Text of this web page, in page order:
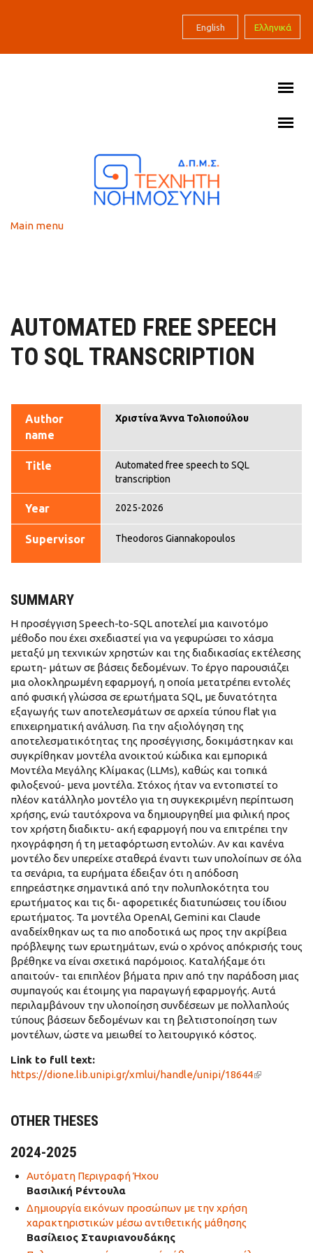
English Ελληνικά
Main menu
AUTOMATED FREE SPEECH
TO SQL TRANSCRIPTION
Author
name
Χριστίνα Άννα Τολιοπούλου
Title
Automated free speech to SQL
transcription
Year 2025-2026
Supervisor Theodoros Giannakopoulos
SUMMARY
Η προσέγγιση Speech-to-SQL αποτελεί μια καινοτόμο
μέθοδο που έχει σχεδιαστεί για να γεφυρώσει το χάσμα
μεταξύ μη τεχνικών χρηστών και της διαδικασίας εκτέλεσης
ερωτη- μάτων σε βάσεις δεδομένων. Το έργο παρουσιάζει
μια ολοκληρωμένη εφαρμογή, η οποία μετατρέπει εντολές
από φυσική γλώσσα σε ερωτήματα SQL, με δυνατότητα
εξαγωγής των αποτελεσμάτων σε αρχεία τύπου flat για
επιχειρηματική ανάλυση. Για την αξιολόγηση της
αποτελεσματικότητας της προσέγγισης, δοκιμάστηκαν και
συγκρίθηκαν μοντέλα ανοικτού κώδικα και εμπορικά
Μοντέλα Μεγάλης Κλίμακας (LLMs), καθώς και τοπικά
φιλοξενού- μενα μοντέλα. Στόχος ήταν να εντοπιστεί το
πλέον κατάλληλο μοντέλο για τη συγκεκριμένη περίπτωση
χρήσης, ενώ ταυτόχρονα να δημιουργηθεί μια φιλική προς
τον χρήστη διαδικτυ- ακή εφαρμογή που να επιτρέπει την
ηχογράφηση ή τη μεταφόρτωση εντολών. Αν και κανένα
μοντέλο δεν υπερείχε σταθερά έναντι των υπολοίπων σε όλα
τα σενάρια, τα ευρήματα έδειξαν ότι η απόδοση
επηρεάστηκε σημαντικά από την πολυπλοκότητα του
ερωτήματος και τις δι- αφορετικές διατυπώσεις του ίδιου
ερωτήματος. Τα μοντέλα OpenAI, Gemini και Claude
αναδείχθηκαν ως τα πιο αποδοτικά ως προς την ακρίβεια
πρόβλεψης των ερωτημάτων, ενώ ο χρόνος απόκρισής τους
βρέθηκε να είναι σχετικά παρόμοιος. Καταλήξαμε ότι
απαιτούν- ται επιπλέον βήματα πριν από την παράδοση μιας
συμπαγούς και έτοιμης για παραγωγή εφαρμογής. Αυτά
περιλαμβάνουν την υλοποίηση συνδέσεων με πολλαπλούς
τύπους βάσεων δεδομένων και τη βελτιστοποίηση των
μοντέλων, ώστε να μειωθεί το λειτουργικό κόστος.
Link to full text:
https://dione.lib.unipi.gr/xmlui/handle/unipi/18644(link is
OTHER THESES
2024-2025
Αυτόματη Περιγραφή Ήχου
Βασιλική Ρέντουλα
Δημιουργία εικόνων προσώπων με την χρήση
χαρακτηριστικών μέσω αντιθετικής μάθησης
Βασίλειος Σταυριανουδάκης